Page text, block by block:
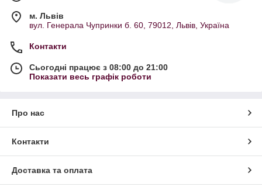
м. Львів
вул. Генерала Чупринки б. 60, 79012, Львів, Україна
Контакти
Сьогодні працює з 08:00 до 21:00
Показати весь графік роботи
Про нас
Контакти
Доставка та оплата